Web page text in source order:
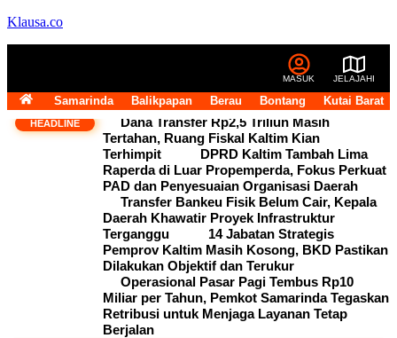
Klausa.co
MASUK JELAJAHI
Samarinda Balikpapan Berau Bontang Kutai Barat
HEADLINE
Dana Transfer Rp2,5 Triliun Masih
Tertahan, Ruang Fiskal Kaltim Kian
Terhimpit
DPRD Kaltim Tambah Lima
Raperda di Luar Propemperda, Fokus Perkuat
PAD dan Penyesuaian Organisasi Daerah
Transfer Bankeu Fisik Belum Cair, Kepala
Daerah Khawatir Proyek Infrastruktur
Terganggu
14 Jabatan Strategis
Pemprov Kaltim Masih Kosong, BKD Pastikan
Dilakukan Objektif dan Terukur
Operasional Pasar Pagi Tembus Rp10
Miliar per Tahun, Pemkot Samarinda Tegaskan
Retribusi untuk Menjaga Layanan Tetap
Berjalan